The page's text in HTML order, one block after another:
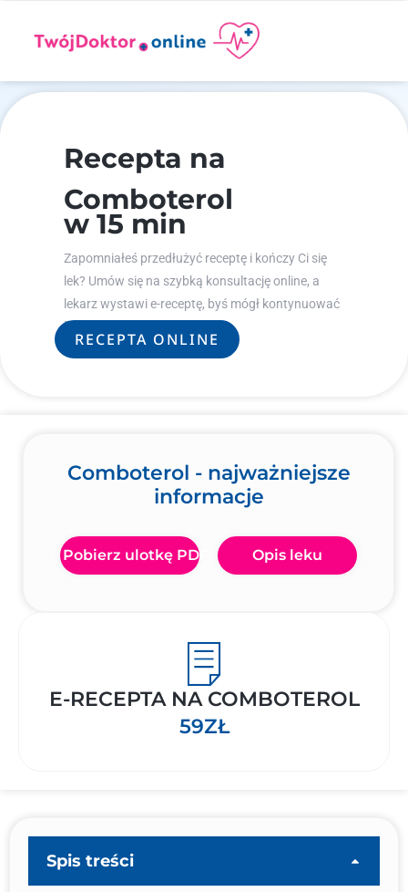
Recepta na
Comboterol
w 15 min
Zapomniałeś przedłużyć receptę i kończy Ci się
lek? Umów się na szybką konsultację online, a
lekarz wystawi e-receptę, byś mógł kontynuować
leczenie.
RECEPTA ONLINE
Comboterol - najważniejsze
informacje
Pobierz ulotkę PDF Opis leku
E-RECEPTA NA COMBOTEROL
59ZŁ
Spis treści